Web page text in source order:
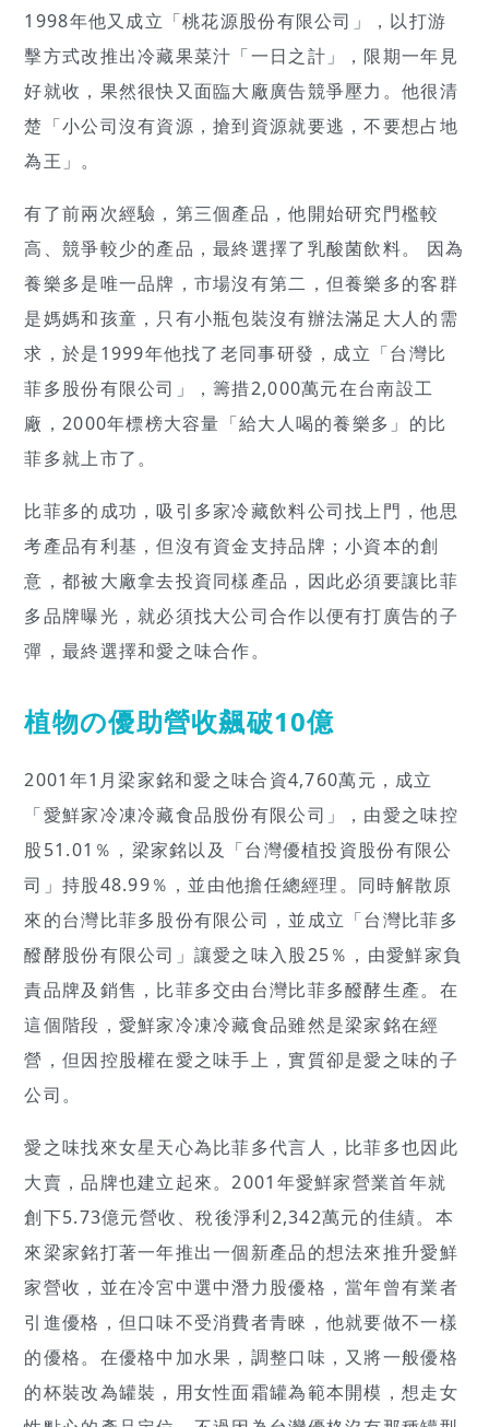
1998年他又成立「桃花源股份有限公司」，以打游
擊方式改推出冷藏果菜汁「一日之計」，限期一年見
好就收，果然很快又面臨大廠廣告競爭壓力。他很清
楚「小公司沒有資源，搶到資源就要逃，不要想占地
為王」。
有了前兩次經驗，第三個產品，他開始研究門檻較
高、競爭較少的產品，最終選擇了乳酸菌飲料。 因為
養樂多是唯一品牌，市場沒有第二，但養樂多的客群
是媽媽和孩童，只有小瓶包裝沒有辦法滿足大人的需
求，於是1999年他找了老同事研發，成立「台灣比
菲多股份有限公司」，籌措2,000萬元在台南設工
廠，2000年標榜大容量「給大人喝的養樂多」的比
菲多就上市了。
比菲多的成功，吸引多家冷藏飲料公司找上門，他思
考產品有利基，但沒有資金支持品牌；小資本的創
意，都被大廠拿去投資同樣產品，因此必須要讓比菲
多品牌曝光，就必須找大公司合作以便有打廣告的子
彈，最終選擇和愛之味合作。
植物の優助營收飆破10億
2001年1月梁家銘和愛之味合資4,760萬元，成立
「愛鮮家冷凍冷藏食品股份有限公司」，由愛之味控
股51.01％，梁家銘以及「台灣優植投資股份有限公
司」持股48.99％，並由他擔任總經理。同時解散原
來的台灣比菲多股份有限公司，並成立「台灣比菲多
醱酵股份有限公司」讓愛之味入股25％，由愛鮮家負
責品牌及銷售，比菲多交由台灣比菲多醱酵生產。在
這個階段，愛鮮家冷凍冷藏食品雖然是梁家銘在經
營，但因控股權在愛之味手上，實質卻是愛之味的子
公司。
愛之味找來女星天心為比菲多代言人，比菲多也因此
大賣，品牌也建立起來。2001年愛鮮家營業首年就
創下5.73億元營收、稅後淨利2,342萬元的佳績。本
來梁家銘打著一年推出一個新產品的想法來推升愛鮮
家營收，並在冷宮中選中潛力股優格，當年曾有業者
引進優格，但口味不受消費者青睞，他就要做不一樣
的優格。在優格中加水果，調整口味，又將一般優格
的杯裝改為罐裝，用女性面霜罐為範本開模，想走女